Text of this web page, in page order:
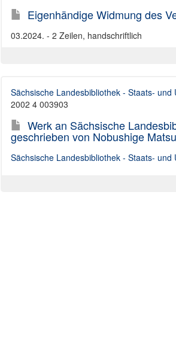
Eigenhändige Widmung des
03.2024. - 2 Zeilen, handschriftlich
Sächsische Landesbibliothek - Staats-
2002 4 003903
Werk an Sächsische
geschrieben von Nobushige
Sächsische Landesbibliothek - Staats-